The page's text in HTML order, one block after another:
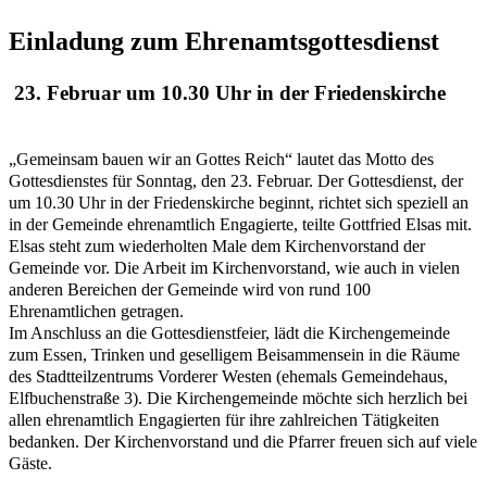
Einladung zum Ehrenamtsgottesdienst
23. Februar um 10.30 Uhr in der Friedenskirche
„Gemeinsam bauen wir an Gottes Reich“ lautet das Motto des
Gottesdienstes für Sonntag, den 23. Februar. Der Gottesdienst, der
um 10.30 Uhr in der Friedenskirche beginnt, richtet sich speziell an
in der Gemeinde ehrenamtlich Engagierte, teilte Gottfried Elsas mit.
Elsas steht zum wiederholten Male dem Kirchenvorstand der
Gemeinde vor. Die Arbeit im Kirchenvorstand, wie auch in vielen
anderen Bereichen der Gemeinde wird von rund 100
Ehrenamtlichen getragen.
Im Anschluss an die Gottesdienstfeier, lädt die Kirchengemeinde
zum Essen, Trinken und geselligem Beisammensein in die Räume
des Stadtteilzentrums Vorderer Westen (ehemals Gemeindehaus,
Elfbuchenstraße 3). Die Kirchengemeinde möchte sich herzlich bei
allen ehrenamtlich Engagierten für ihre zahlreichen Tätigkeiten
bedanken. Der Kirchenvorstand und die Pfarrer freuen sich auf viele
Gäste.